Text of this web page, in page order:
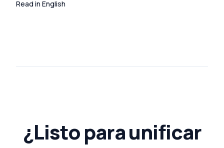
Read in English
¿Listo para unificar